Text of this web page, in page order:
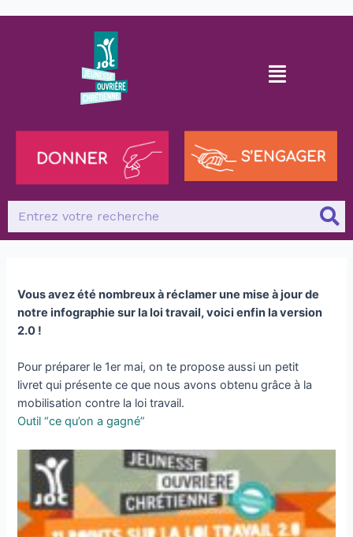
Vous avez été nombreux à réclamer une mise à jour de
notre infographie sur la loi travail,voici enfin la version
2.0 !
Pour préparer le 1er mai, on te propose aussi un petit
livret qui présente ce que nous avons obtenu grâce à la
mobilisation contre la loi travail.
Outil “ce qu’on a gagné”